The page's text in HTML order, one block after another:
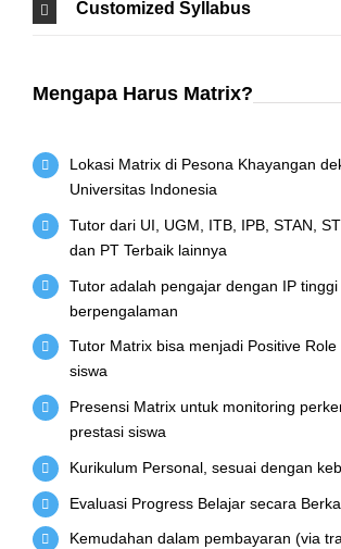
Customized Syllabus
Mengapa Harus Matrix?
Lokasi Matrix di Pesona Khayangan
Universitas Indonesia
Tutor dari UI, UGM, ITB, IPB, STAN,
dan PT Terbaik lainnya
Tutor adalah pengajar dengan IP tinggi
berpengalaman
Tutor Matrix bisa menjadi Positive
siswa
Presensi Matrix untuk monitoring
prestasi siswa
Kurikulum Personal, sesuai dengan
Evaluasi Progress Belajar secara
Kemudahan dalam pembayaran (via